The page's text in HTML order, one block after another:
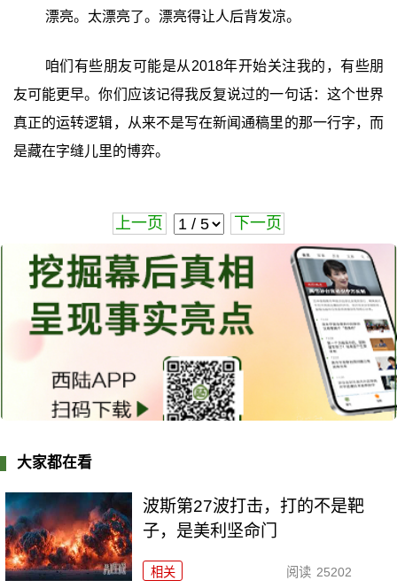
漂亮。太漂亮了。漂亮得让人后背发凉。
咱们有些朋友可能是从2018年开始关注我的，有些朋
友可能更早。你们应该记得我反复说过的一句话：这个世界
真正的运转逻辑，从来不是写在新闻通稿里的那一行字，而
是藏在字缝儿里的博弈。
上一页 下一页
大家都在看
波斯第27波打击，打的不是靶
子，是美利坚命门
相关 阅读 25202